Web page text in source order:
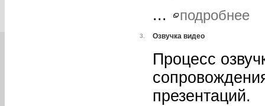
...
подробнее
3. Озвучка видео
Процесс
презентаций.